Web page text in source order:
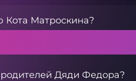
Кота Матроскина?
родителей Дяди Федора?